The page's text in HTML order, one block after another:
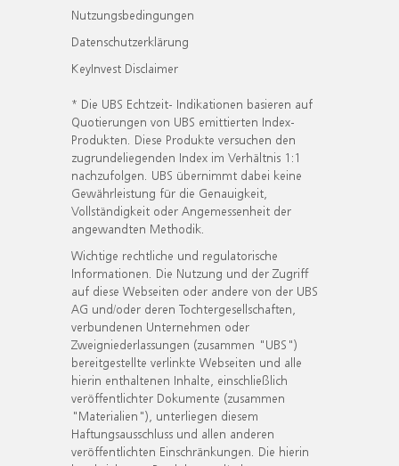
Nutzungsbedingungen
Datenschutzerklärung
KeyInvest Disclaimer
* Die UBS Echtzeit- Indikationen basieren auf
Quotierungen von UBS emittierten Index-
Produkten. Diese Produkte versuchen den
zugrundeliegenden Index im Verhältnis 1:1
nachzufolgen. UBS übernimmt dabei keine
Gewährleistung für die Genauigkeit,
Vollständigkeit oder Angemessenheit der
angewandten Methodik.
Wichtige rechtliche und regulatorische
Informationen. Die Nutzung und der Zugriff
auf diese Webseiten oder andere von der UBS
AG und/oder deren Tochtergesellschaften,
verbundenen Unternehmen oder
Zweigniederlassungen (zusammen "UBS")
bereitgestellte verlinkte Webseiten und alle
hierin enthaltenen Inhalte, einschließlich
veröffentlichter Dokumente (zusammen
"Materialien"), unterliegen diesem
Haftungsausschluss und allen anderen
veröffentlichten Einschränkungen. Die hierin